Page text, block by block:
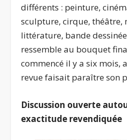
différents : peinture,
sculpture, cirque, théâtre,
littérature, bande
ressemble au bouquet
commencé il y a six mois,
revue faisait paraître son
Discussion ouverte
exactitude revendiquée